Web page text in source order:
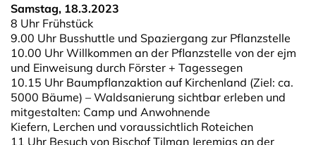
Samstag, 18.3.2023
8 Uhr Frühstück
9.00 Uhr Busshuttle und Spaziergang zur Pflanzstelle
10.00 Uhr Willkommen an der Pflanzstelle von der ejm
und Einweisung durch Förster + Tagessegen
10.15 Uhr Baumpflanzaktion auf Kirchenland (Ziel: ca.
5000 Bäume) – Waldsanierung sichtbar erleben und
mitgestalten: Camp und Anwohnende
Kiefern, Lerchen und voraussichtlich Roteichen
11 Uhr Besuch von Bischof Tilman Jeremias an der